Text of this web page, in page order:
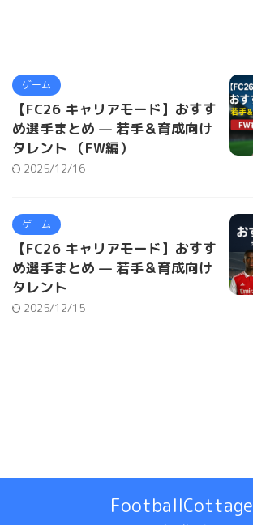
ゲーム
【FC26 キャリアモード】おすす
め選手まとめ — 若手＆育成向け
タレント （FW編）
2025/12/16
ゲーム
【FC26 キャリアモード】おすす
め選手まとめ — 若手＆育成向け
タレント
2025/12/15
FootballCottage